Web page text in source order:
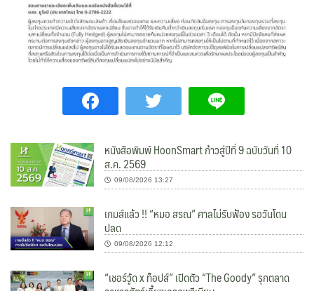
หนังสือพิมพ์ HoonSmart ก้าวสู่ปีที่ 9 ฉบับวันที่ 10
ส.ค. 2569
09/08/2026 13:27
เกมส์แล้ว !! “หมอ สรณ” ศาลไม่รับฟ้อง รอวันโดน
ปลด
09/08/2026 12:12
“เชอร์วู้ด x ท็อปส์” เปิดตัว “The Goody” รุกตลาด